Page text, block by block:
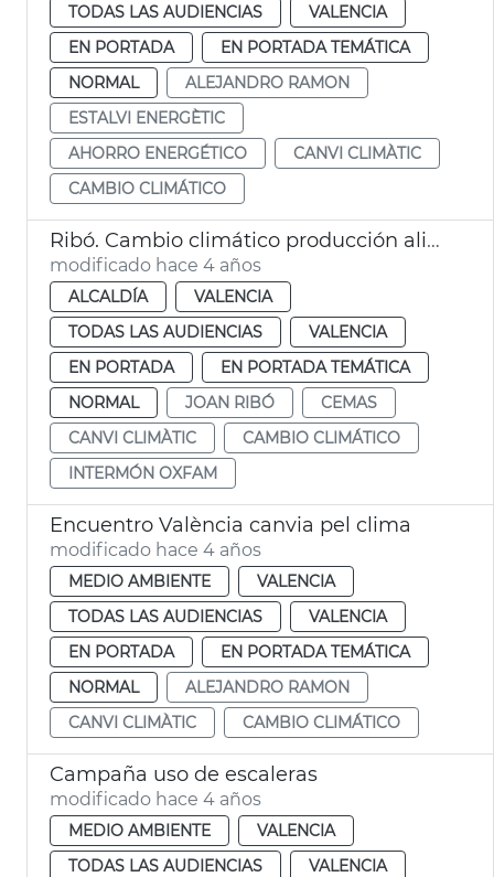
TODAS LAS AUDIENCIAS
VALENCIA
EN PORTADA
EN PORTADA TEMÁTICA
NORMAL
ALEJANDRO RAMON
ESTALVI ENERGÈTIC
AHORRO ENERGÉTICO
CANVI CLIMÀTIC
CAMBIO CLIMÁTICO
Ribó. Cambio climático producción alimentos
modificado hace 4 años
ALCALDÍA
VALENCIA
TODAS LAS AUDIENCIAS
VALENCIA
EN PORTADA
EN PORTADA TEMÁTICA
NORMAL
JOAN RIBÓ
CEMAS
CANVI CLIMÀTIC
CAMBIO CLIMÁTICO
INTERMÓN OXFAM
Encuentro València canvia pel clima
modificado hace 4 años
MEDIO AMBIENTE
VALENCIA
TODAS LAS AUDIENCIAS
VALENCIA
EN PORTADA
EN PORTADA TEMÁTICA
NORMAL
ALEJANDRO RAMON
CANVI CLIMÀTIC
CAMBIO CLIMÁTICO
Campaña uso de escaleras
modificado hace 4 años
MEDIO AMBIENTE
VALENCIA
TODAS LAS AUDIENCIAS
VALENCIA